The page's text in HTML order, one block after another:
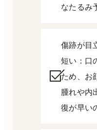
なたるみ
傷跡が目
短い：口
ため、お
腫れや内
復が早い